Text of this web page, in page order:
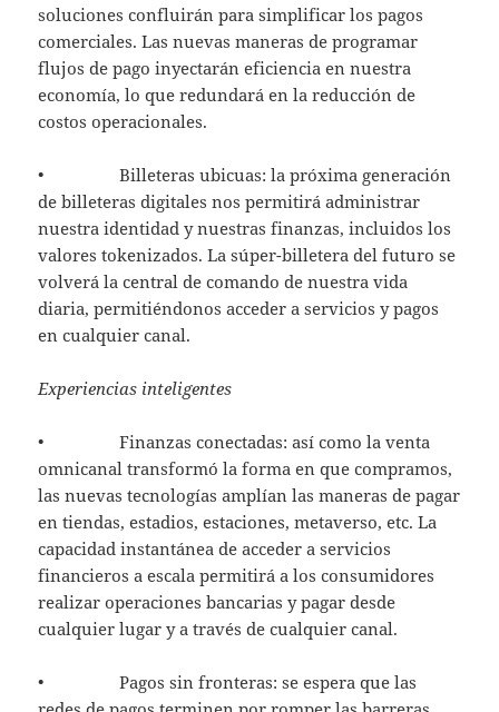
soluciones confluirán para simplificar los pagos
comerciales. Las nuevas maneras de programar
flujos de pago inyectarán eficiencia en nuestra
economía, lo que redundará en la reducción de
costos operacionales.
• Billeteras ubicuas: la próxima generación
de billeteras digitales nos permitirá administrar
nuestra identidad y nuestras finanzas, incluidos los
valores tokenizados. La súper-billetera del futuro se
volverá la central de comando de nuestra vida
diaria, permitiéndonos acceder a servicios y pagos
en cualquier canal.
Experiencias inteligentes
• Finanzas conectadas: así como la venta
omnicanal transformó la forma en que compramos,
las nuevas tecnologías amplían las maneras de pagar
en tiendas, estadios, estaciones, metaverso, etc. La
capacidad instantánea de acceder a servicios
financieros a escala permitirá a los consumidores
realizar operaciones bancarias y pagar desde
cualquier lugar y a través de cualquier canal.
• Pagos sin fronteras: se espera que las